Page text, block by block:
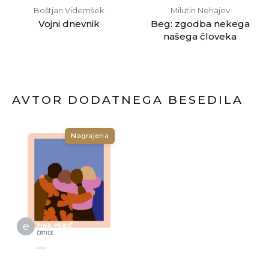
Boštjan Videmšek
Vojni dnevnik
Milutin Nehajev
Beg: zgodba nekega
našega človeka
AVTOR DODATNEGA BESEDILA
Nagrajena
e